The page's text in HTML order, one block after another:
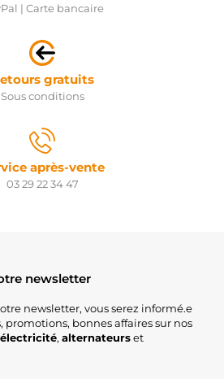
| Carte bancaire
gratuits
Sous conditions
après-vente
03 29 22 34 47
newsletter
newsletter, vous serez informé.e
promotions, bonnes affaires sur nos
électricité, alternateurset